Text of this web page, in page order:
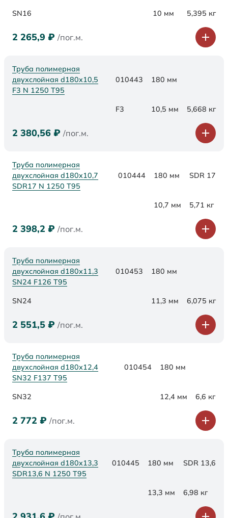
SN16 10 мм 5,395 кг
2 265,9 ₽ /пог.м.
Труба полимерная
двухслойная d180x10,5
F3 N 1250 Т95
010443 180 мм
F3 10,5 мм 5,668 кг
2 380,56 ₽ /пог.м.
Труба полимерная
двухслойная d180x10,7
SDR17 N 1250 Т95
010444 180 мм SDR 17
10,7 мм 5,71 кг
2 398,2 ₽ /пог.м.
Труба полимерная
двухслойная d180х11,3
SN24 F126 Т95
010453 180 мм
SN24 11,3 мм 6,075 кг
2 551,5 ₽ /пог.м.
Труба полимерная
двухслойная d180х12,4
SN32 F137 Т95
010454 180 мм
SN32 12,4 мм 6,6 кг
2 772 ₽ /пог.м.
Труба полимерная
двухслойная d180x13,3
SDR13,6 N 1250 Т95
010445 180 мм SDR 13,6
13,3 мм 6,98 кг